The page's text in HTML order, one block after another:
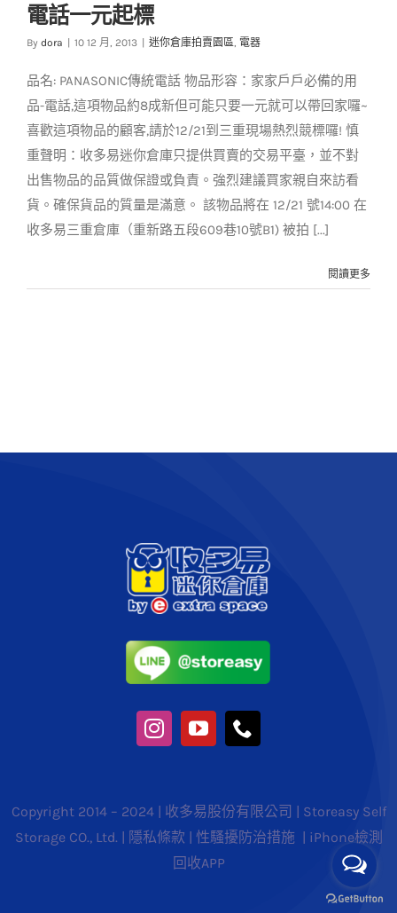
倉庫挖寶王公益拍賣
低價商品-傳統電話一
元起標
電話一元起標
By dora | 10 12 月, 2013 | 迷你倉庫拍賣園區 電器
品名: PANASONIC傳統電話 物品形容：家家戶戶必備的用
品-電話,這項物品約8成新但可能只要一元就可以帶回家囉~
喜歡這項物品的顧客,請於12/21到三重現場熱烈競標囉! 慎
重聲明：收多易迷你倉庫只提供買賣的交易平臺，並不對
出售物品的品質做保證或負責。強烈建議買家親自來訪看
貨。確保貨品的質量是滿意。 該物品將在 12/21 號14:00 在
收多易三重倉庫（重新路五段609巷10號B1) 被拍 [...]
閱讀更多
Copyright 2014 – 2024 | 收多易股份有限公司 | Storeasy Self
Storage CO., Ltd. |
隱私條款 性騷擾防治措施
iPhone檢測
回收APP